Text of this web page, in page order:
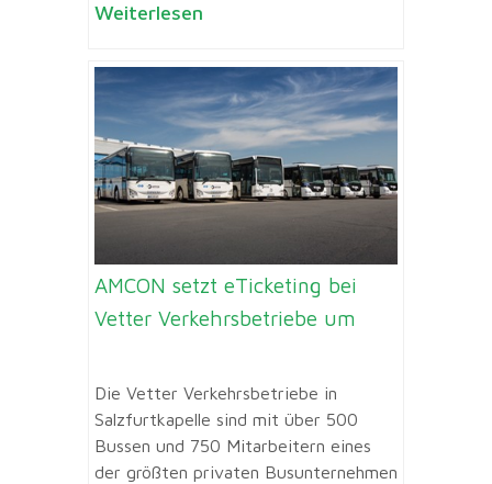
Weiterlesen
AMCON setzt eTicketing bei
Vetter Verkehrsbetriebe um
Die Vetter Verkehrsbetriebe in
Salzfurtkapelle sind mit über 500
Bussen und 750 Mitarbeitern eines
der größten privaten Busunternehmen